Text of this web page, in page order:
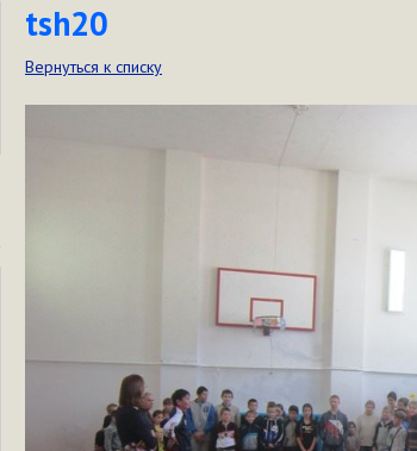
tsh20
Вернуться к списку